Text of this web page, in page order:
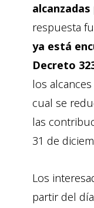
alcanzadas
respuesta
ya está
Decreto
los
cual se
las
31 de
Los
partir del